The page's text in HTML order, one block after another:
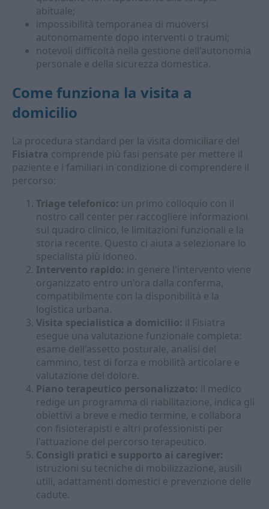
abituale;
impossibilità temporanea di muoversi
autonomamente dopo interventi o traumi;
notevoli difficoltà nella gestione dell'autonomia
personale e della sicurezza domestica.
Come funziona la visita a
domicilio
La procedura standard per la visita domiciliare del
Fisiatra comprende più fasi pensate per mettere il
paziente e i familiari in condizione di comprendere il
percorso:
Triage telefonico: un primo colloquio con il
nostro call center per raccogliere informazioni
sul quadro clinico, le limitazioni funzionali e la
storia recente. Questo ci aiuta a selezionare lo
specialista più idoneo.
Intervento rapido: in genere l'intervento viene
organizzato entro un'ora dalla conferma,
compatibilmente con la disponibilità e la
logistica urbana.
Visita specialistica a domicilio: il Fisiatra
esegue una valutazione funzionale completa:
esame dell'assetto posturale, analisi del
cammino, test di forza e mobilità articolare e
valutazione del dolore.
Piano terapeutico personalizzato: il medico
redige un programma di riabilitazione, indica gli
obiettivi a breve e medio termine, e collabora
con fisioterapisti e altri professionisti per
l'attuazione del percorso terapeutico.
Consigli pratici e supporto ai caregiver:
istruzioni su tecniche di mobilizzazione, ausili
utili, adattamenti domestici e prevenzione delle
cadute.